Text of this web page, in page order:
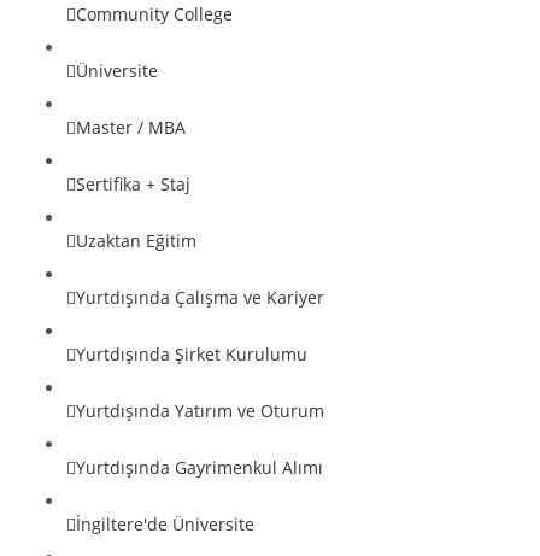
Community College
Üniversite
Master / MBA
Sertifika + Staj
Uzaktan Eğitim
Yurtdışında Çalışma ve Kariyer
Yurtdışında Şirket Kurulumu
Yurtdışında Yatırım ve Oturum
Yurtdışında Gayrimenkul Alımı
İngiltere'de Üniversite